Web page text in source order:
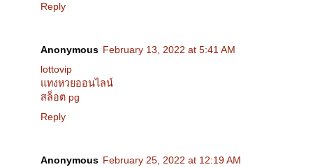
Reply
Anonymous February 13, 2022 at 5:41 AM
lottovip
แทงหวยออนไลน์
สล็อต pg
Reply
Anonymous February 25, 2022 at 12:19 AM